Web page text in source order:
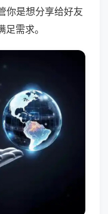
你是想分享给好友
需求。